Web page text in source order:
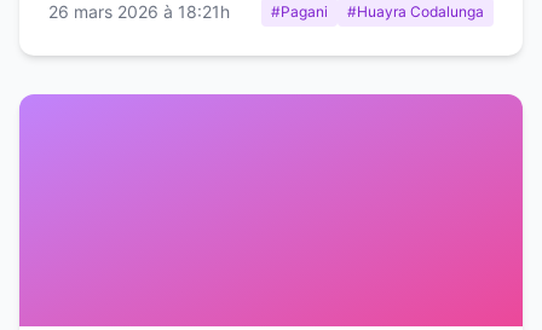
26 mars 2026 à 18:21h #Pagani #Huayra Codalunga